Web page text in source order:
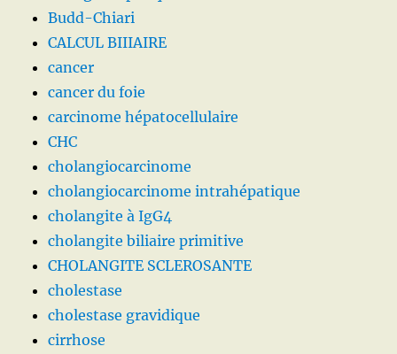
Budd-Chiari
CALCUL BIIIAIRE
cancer
cancer du foie
carcinome hépatocellulaire
CHC
cholangiocarcinome
cholangiocarcinome intrahépatique
cholangite à IgG4
cholangite biliaire primitive
CHOLANGITE SCLEROSANTE
cholestase
cholestase gravidique
cirrhose